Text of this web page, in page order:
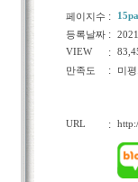
페이지수 :
등록날짜 :
VIEW
:
만족도
: 미
URL :